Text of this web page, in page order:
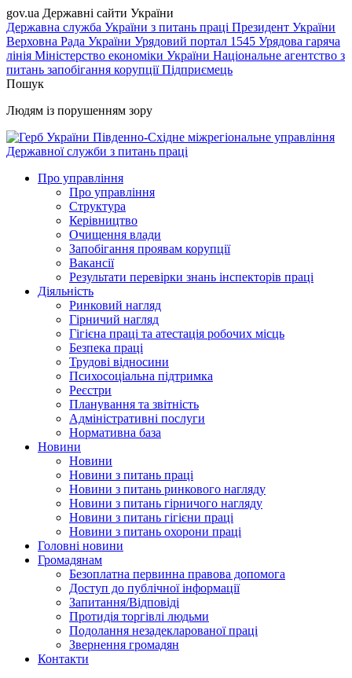
gov.ua Державні сайти України
Державна служба України з питань праці Президент України
Верховна Рада України Урядовий портал 1545 Урядова гаряча
лінія Міністерство економіки України Національне агентство з
питань запобігання корупціїПідприємець
Пошук
Людям із порушенням зору
Південно-Східне міжрегіональне управління
Державної служби з питань праці
Про управління
Про управління
Структура
Керівництво
Очищення влади
Запобігання проявам корупції
Вакансії
Результати перевірки знань інспекторів праці
Діяльність
Ринковий нагляд
Гірничий нагляд
Гігієна праці та атестація робочих місць
Безпека праці
Трудові відносини
Психосоціальна підтримка
Реєстри
Планування та звітність
Адміністративні послуги
Нормативна база
Новини
Новини
Новини з питань праці
Новини з питань ринкового нагляду
Новини з питань гірничого нагляду
Новини з питань гігієни праці
Новини з питань охорони праці
Головні новини
Громадянам
Безоплатна первинна правова допомога
Доступ до публічної інформації
Запитання/Відповіді
Протидія торгівлі людьми
Подолання незадекларованої праці
Звернення громадян
Контакти